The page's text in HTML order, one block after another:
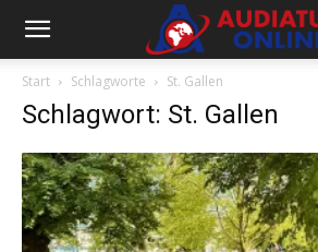
Start Schlagworte St. Gallen
Schlagwort: St. Gallen